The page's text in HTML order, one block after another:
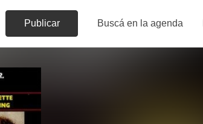
Publicar Buscá en la agenda